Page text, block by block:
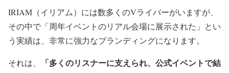
IRIAM（イリアム）には数多くのVライバーがいますが、
その中で「周年イベントのリアル会場に展示された」とい
う実績は、非常に強力なブランディングになります。
それは、
「多くのリスナーに支えられ、公式イベントで結